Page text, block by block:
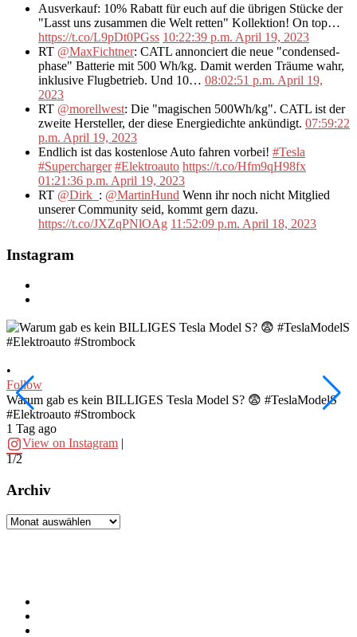
Ausverkauf: 10% Rabatt für euch auf die übrigen Stücke der
"Lasst uns zusammen die Welt retten" Kollektion! On top…
https://t.co/L9pDt0PGss 10:22:39 p.m. April 19, 2023
RT @MaxFichtner: CATL annonciert die neue "condensed-
phase" Batterie mit 500 Wh/kg. Damit werden Träume wahr,
inklusive Flugbetrieb. Und 10… 08:02:51 p.m. April 19,
2023
RT @morellwest: Die "magischen 500Wh/kg". CATL ist der
zweite Hersteller, der diese Energiedichte ankündigt. 07:59:22
p.m. April 19, 2023
Endlich ist das kostenlose Auto fahren vorbei! #Tesla
#Supercharger #Elektroauto https://t.co/Hfm9qH98fx
01:21:36 p.m. April 19, 2023
RT @Dirk_ : @MartinHund Wenn ihr noch nicht Mitglied
unserer Community seid, kommt gern dazu.
https://t.co/JXZqPNlOAg 11:52:09 p.m. April 18, 2023
Instagram
•
Follow
Warum gab es kein BILLIGES Tesla Model S? 😨 #TeslaModelS
#Elektroauto #Strombock
1 Tag ago
View on Instagram |
1/2
Archiv
Archiv